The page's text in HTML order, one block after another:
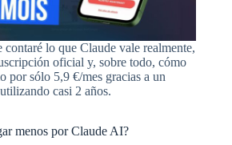
contaré lo que Claude vale realmente,
oficial y, sobre todo, cómo
por sólo 5,9 €/mes gracias a un
casi 2 años.
menos por Claude AI?